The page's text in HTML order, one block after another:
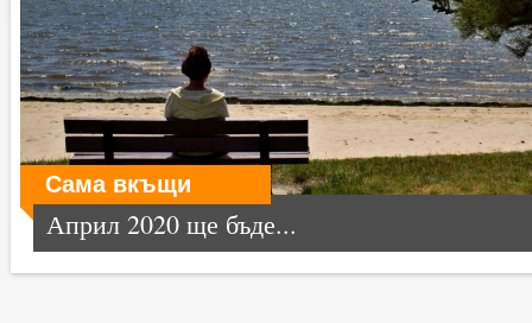
Сама вкъщи
Април 2020 ще бъде...